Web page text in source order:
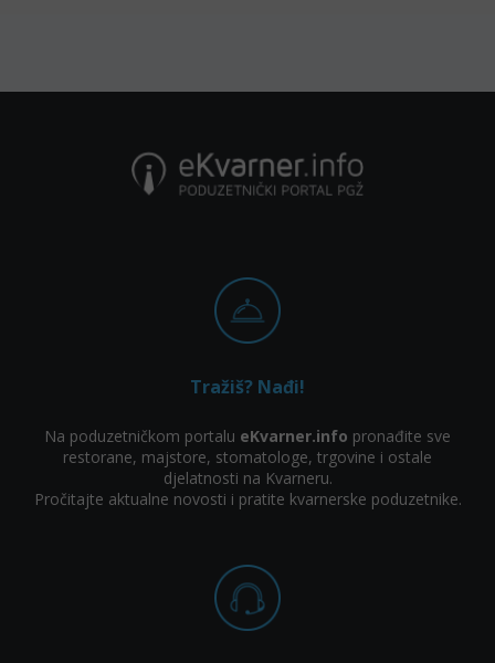
Tražiš? Nađi!
Na poduzetničkom portalu eKvarner.info pronađite sve
restorane, majstore, stomatologe, trgovine i ostale
djelatnosti na Kvarneru.
Pročitajte aktualne novosti i pratite kvarnerske poduzetnike.